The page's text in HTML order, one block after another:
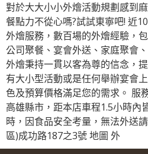
對於大大小小外燴活動規劃感到
餐點力不從心嗎?試試東寧吧! 近
外燴服務，數百場的外燴經驗，
公司聚餐、宴會外送、家庭聚會
外燴秉持一貫以客為尊的信念，
有大小型活動或是任何舉辦宴會
色及預算價格滿足您的需求。 服
高雄縣市，距本店車程1.5小時內
時，因食品安全考量，無法外送
區)成功路187之3號 地圖 外